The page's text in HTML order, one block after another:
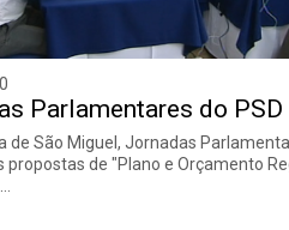
Parlamentares do PSD
de São Miguel, Jornadas
propostas de "Plano e Orçamento